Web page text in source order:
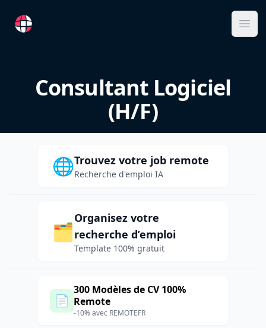
RemoteFR
Consultant Logiciel
(H/F)
🌐Trouvez votre job remote
Recherche d'emploi IA
🗂️
Organisez votre
recherche d’emploi
Template 100% gratuit
📄
300 Modèles de CV 100%
Remote
-10% avec REMOTEFR